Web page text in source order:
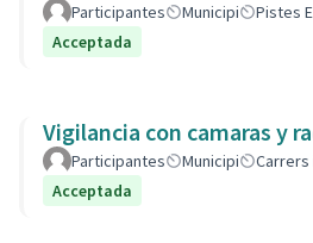
Participantes Municipi Pistes
Acceptada
Vigilancia con camaras y
Participantes Municipi Carrers
Acceptada